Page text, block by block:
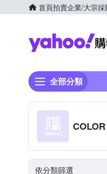
首頁拍賣企業/大宗採
全部分類
依分類篩選